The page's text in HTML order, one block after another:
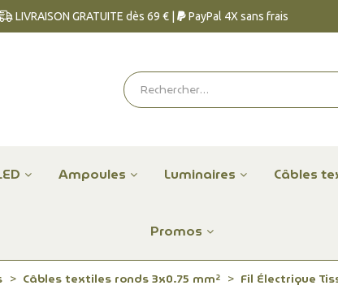
LIVRAISON GRATUITE dès 69 € | PayPal 4X sans frais
Ampoules Luminaires Câbles
Promos
Câbles textiles ronds 3x0.75 mm² Fil Électrique